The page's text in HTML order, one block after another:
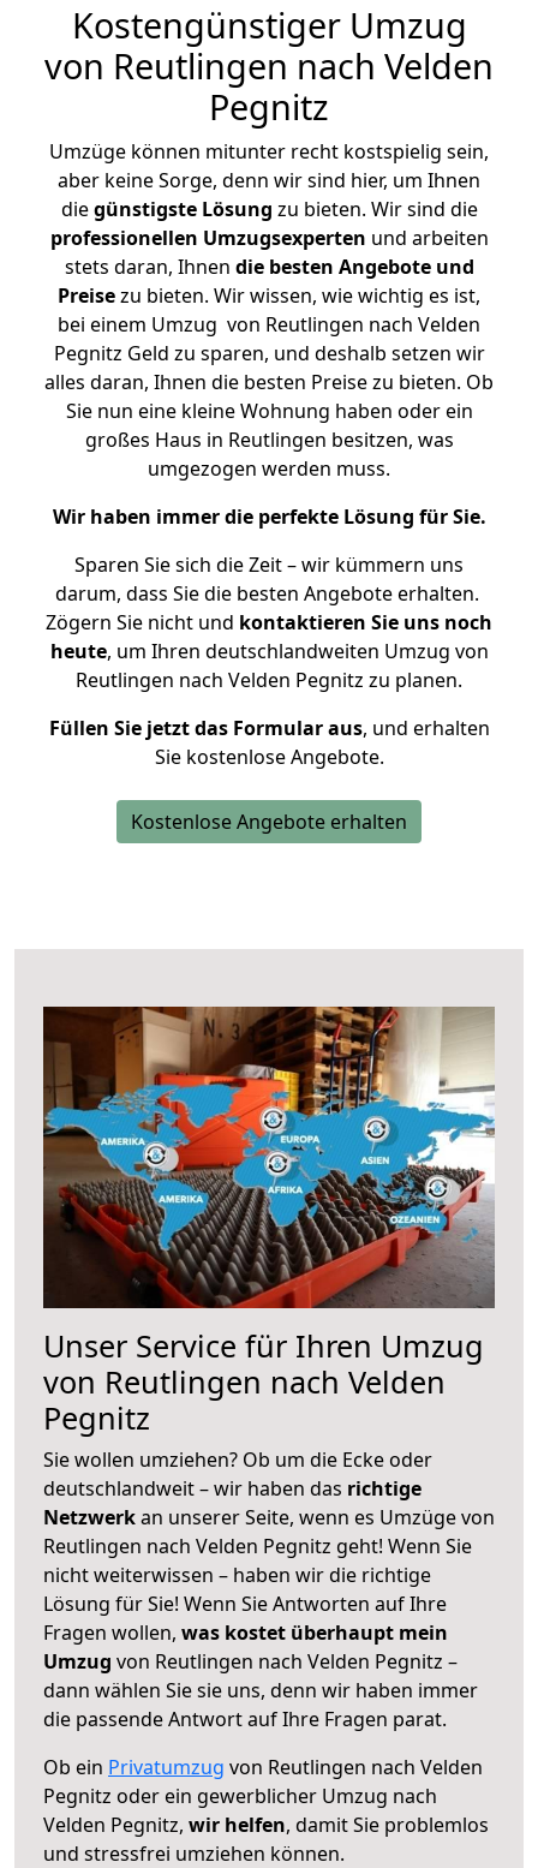
Kostengünstiger Umzug
von Reutlingen nach Velden
Pegnitz
Umzüge können mitunter recht kostspielig sein,
aber keine Sorge, denn wir sind hier, um Ihnen
diegünstigste Lösung zu bieten. Wir sind die
professionellen Umzugsexperten und arbeiten
stets daran, Ihnen die besten Angebote und
Preisezu bieten. Wir wissen, wie wichtig es ist,
bei einem Umzug von Reutlingen nach Velden
Pegnitz Geld zu sparen, und deshalb setzen wir
alles daran, Ihnen die besten Preise zu bieten. Ob
Sie nun eine kleine Wohnung haben oder ein
großes Haus in Reutlingen besitzen, was
umgezogen werden muss.
Wir haben immer die perfekte Lösung für Sie.
Sparen Sie sich die Zeit – wir kümmern uns
darum, dass Sie die besten Angebote erhalten.
Zögern Sie nicht und kontaktieren Sie uns noch
heute, um Ihren deutschlandweiten Umzug von
Reutlingen nach Velden Pegnitz zu planen.
Füllen Sie jetzt das Formular aus, und erhalten
Sie kostenlose Angebote.
Kostenlose Angebote erhalten
Unser Service für Ihren Umzug
von Reutlingen nach Velden
Pegnitz
Sie wollen umziehen? Ob um die Ecke oder
deutschlandweit – wir haben das richtige
Netzwerkan unserer Seite, wenn es Umzüge von
Reutlingen nach Velden Pegnitz geht! Wenn Sie
nicht weiterwissen – haben wir die richtige
Lösung für Sie! Wenn Sie Antworten auf Ihre
Fragen wollen, was kostet überhaupt mein
Umzug von Reutlingen nach Velden Pegnitz –
dann wählen Sie sie uns, denn wir haben immer
die passende Antwort auf Ihre Fragen parat.
Ob ein Privatumzug von Reutlingen nach Velden
Pegnitz oder ein gewerblicher Umzug nach
Velden Pegnitz, wir helfen, damit Sie problemlos
und stressfrei umziehen können.